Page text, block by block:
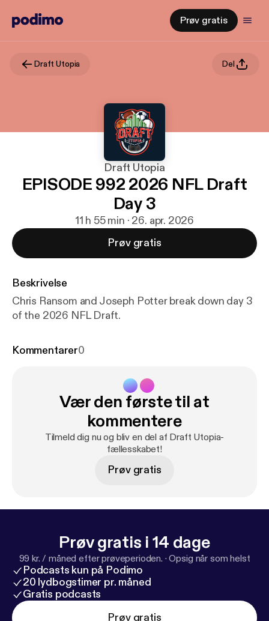
Prøv gratis
Draft Utopia Del
Draft Utopia
EPISODE 992 2026 NFL Draft
Day 3
11 h 55 min · 26. apr. 2026
Prøv gratis
Beskrivelse
Chris Ransom and Joseph Potter break down day 3
of the 2026 NFL Draft.
Kommentarer0
Vær den første til at
kommentere
Tilmeld dig nu og bliv en del af Draft Utopia-
fællesskabet!
Prøv gratis
Prøv gratis i 14 dage
99 kr. / måned efter prøveperioden. ·Opsig når som helst
Podcasts kun på Podimo
20 lydbogstimer pr. måned
Gratis podcasts
Prøv gratis